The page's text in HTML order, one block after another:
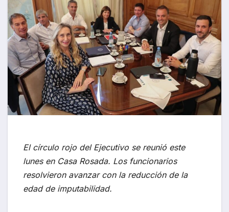
El círculo rojo del Ejecutivo se reunió este
lunes en Casa Rosada. Los funcionarios
resolvieron avanzar con la reducción de la
edad de imputabilidad.